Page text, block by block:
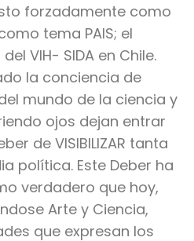
forzadamente como
tema PAIS; el
VIH- SIDA en Chile.
la conciencia de
mundo de la ciencia y
ojos dejan entrar
de VISIBILIZAR tanta
política. Este Deber ha
verdadero que hoy,
Arte y Ciencia,
que expresan los